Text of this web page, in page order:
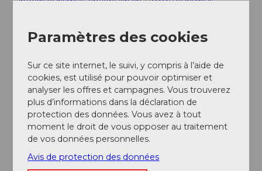
Documentation
disponible en ligne surwww.tourismus-entlebuch.ch
Auteur(e)
UNESCO Biosphäre Entlebuch
Organisation
UNESCO Biosphäre Entlebuch
Paramètres des cookies
Sur ce site internet, le suivi, y compris à l’aide de
cookies, est utilisé pour pouvoir optimiser et
analyser les offres et campagnes. Vous trouverez
plus d’informations dans la déclaration de
protection des données. Vous avez à tout
moment le droit de vous opposer au traitement
de vos données personnelles.
Avis de protection des données